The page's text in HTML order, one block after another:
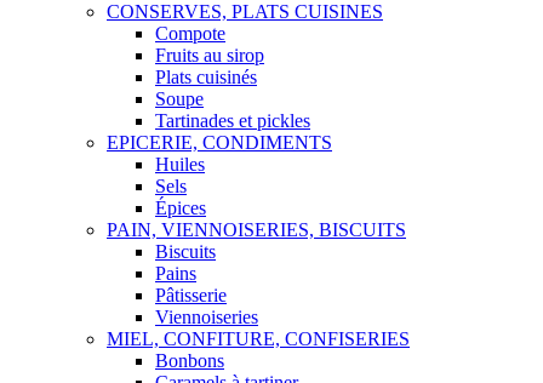
CONSERVES, PLATS CUISINES
Compote
Fruits au sirop
Plats cuisinés
Soupe
Tartinades et pickles
EPICERIE, CONDIMENTS
Huiles
Sels
Épices
PAIN, VIENNOISERIES, BISCUITS
Biscuits
Pains
Pâtisserie
Viennoiseries
MIEL, CONFITURE, CONFISERIES
Bonbons